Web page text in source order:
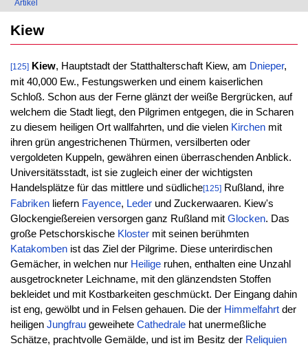
Artikel
Kiew
[125] Kiew, Hauptstadt der Statthalterschaft Kiew, am Dnieper,
mit 40,000 Ew., Festungswerken und einem kaiserlichen
Schloß. Schon aus der Ferne glänzt der weiße Bergrücken, auf
welchem die Stadt liegt, den Pilgrimen entgegen, die in Scharen
zu diesem heiligen Ort wallfahrten, und die vielen Kirchenmit
ihren grün angestrichenen Thürmen, versilberten oder
vergoldeten Kuppeln, gewähren einen überraschenden Anblick.
Universitätsstadt, ist sie zugleich einer der wichtigsten
Handelsplätze für das mittlere und südliche[125]Rußland, ihre
Fabrikenliefern Fayence, Lederund Zuckerwaaren. Kiew's
Glockengießereien versorgen ganz Rußland mit Glocken. Das
große Petschorskische Klostermit seinen berühmten
Katakombenist das Ziel der Pilgrime. Diese unterirdischen
Gemächer, in welchen nur Heiligeruhen, enthalten eine Unzahl
ausgetrockneter Leichname, mit den glänzendsten Stoffen
bekleidet und mit Kostbarkeiten geschmückt. Der Eingang dahin
ist eng, gewölbt und in Felsen gehauen. Die der Himmelfahrtder
heiligen Jungfraugeweihete Cathedralehat unermeßliche
Schätze, prachtvolle Gemälde, und ist im Besitz der Reliquien